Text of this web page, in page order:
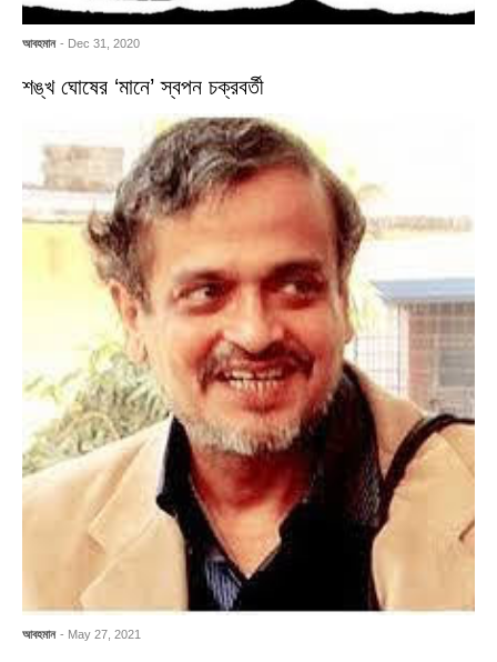
আবহমান - Dec 31, 2020
শঙ্খ ঘোষের ‘মানে’ স্বপন চক্রবর্তী
আবহমান - May 27, 2021